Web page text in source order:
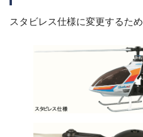
スタビレス仕様に変更するた